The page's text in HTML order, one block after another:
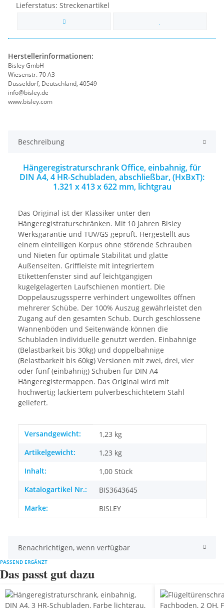
Lieferstatus: Streckenartikel
Herstellerinformationen:
Bisley GmbH
Wiesenstr. 70 A3
Düsseldorf, Deutschland, 40549
info@bisley.de
www.bisley.com
Beschreibung
Hängeregistraturschrank Office, einbahnig, für
DIN A4, 4 HR-Schubladen, abschließbar, (HxBxT):
1.321 x 413 x 622 mm, lichtgrau
Das Original ist der Klassiker unter den
Hängeregistraturschränken. Mit 10 Jahren Bisley
Werksgarantie und TÜV/GS geprüft. Hergestellt aus
einem einteiligen Korpus ohne störende Schrauben
und Nieten für optimale Stabilität und glatte
Außenseiten. Griffleiste mit integriertem
Etikettenfenster sind auf leichtgängigen
kugelgelagerten Laufschienen montiert. Die
Doppelauszugssperre verhindert ungewolltes öffnen
mehrerer Schübe. Der 100% Auszug gewährleistet den
Zugang auf den gesamten Schub. Durch geschlossene
Wannenböden und Seitenwände können die
Schubladen individuelle genutzt werden. Einbahnige
(Belastbarkeit bis 30kg) und doppelbahnige
(Belastbarkeit bis 60kg) Versionen mit zwei, drei, vier
oder fünf (einbahnig) Schüben für DIN A4
Hängeregistermappen. Das Original wird mit
hochwertig lackiertem pulverbeschichtetem Stahl
geliefert.
Produkteigenschaft
Wert
Versandgewicht:
1,23 kg
Artikelgewicht:
1,23 kg
Inhalt:
1,00 Stück
Katalogartikel Nr.:
BIS3643645
Marke:
BISLEY
Benachrichtigen, wenn verfügbar
PASSEND ERGÄNZT
Das passt gut dazu